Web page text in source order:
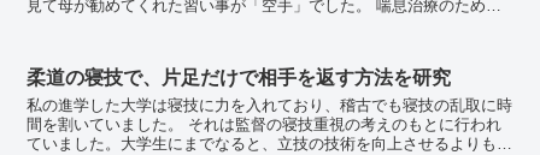
見て母が勧めてくれた習い事が「空手」でした。 喘息治療のために
柔道の寝技で、片足だけで相手を返す方法を研究
私の進学した大学は寝技に力を入れており、稽古でも寝技の乱取に時
間を割いていました。 それは監督の寝技重視の考えのもとに行われ
ていました。大学生にまでなると、立技の技術を向上させるよりも、